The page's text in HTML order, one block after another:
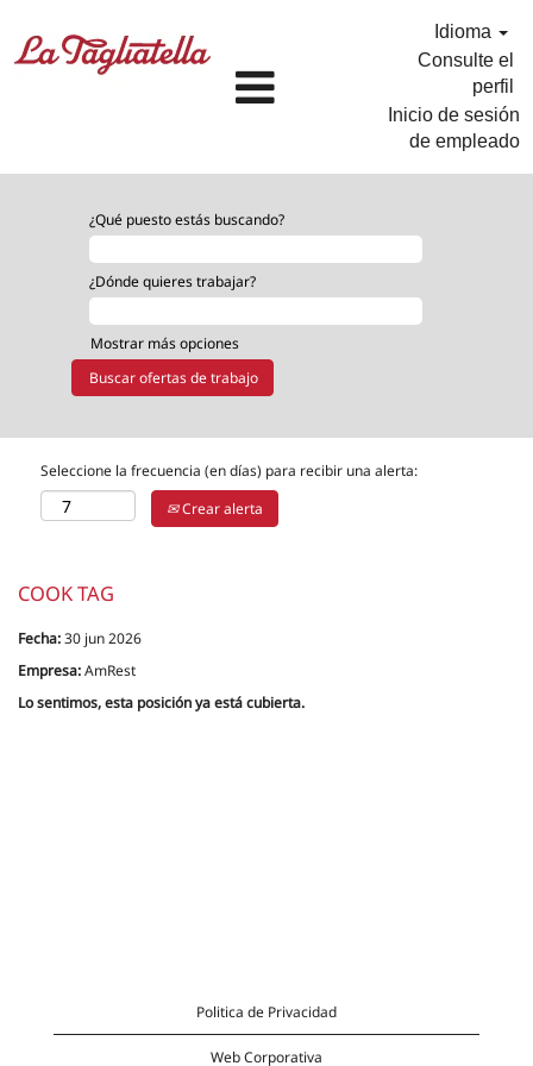
Idioma
Consulte el
perfil
Inicio de sesión
de empleado
¿Qué puesto estás buscando?
¿Dónde quieres trabajar?
Mostrar más opciones
Seleccione la frecuencia (en días) para recibir una alerta:
Crear alerta
COOK TAG
Fecha:30 jun 2026
Empresa:AmRest
Lo sentimos, esta posición ya está cubierta.
Politica de Privacidad
Web Corporativa